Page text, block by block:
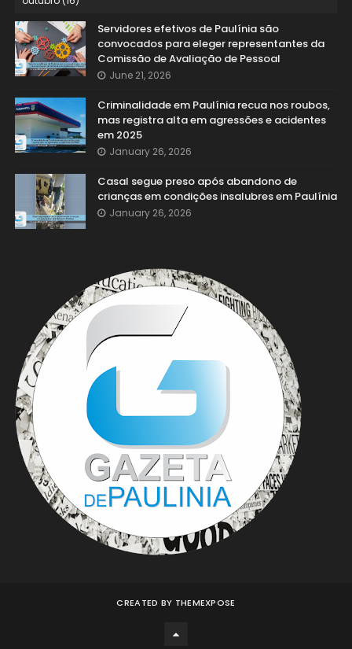
Servidores efetivos de Paulínia são
convocados para eleger representantes da
Comissão de Avaliação de Pessoal
June 21, 2026
Criminalidade em Paulínia recua nos roubos,
mas registra alta em agressões e acidentes
em 2025
January 26, 2026
Casal segue preso após abandono de
crianças em condições insalubres em Paulínia
January 26, 2026
CREATED BY THEMEXPOSE